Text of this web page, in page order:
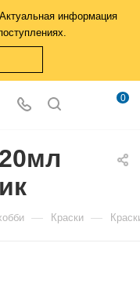
информация
0
— Краски —